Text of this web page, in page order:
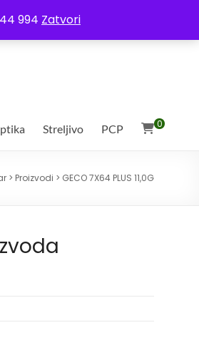
994 Zatvori
0
Streljivo PCP
> Proizvodi > GECO 7X64 PLUS 11,0G